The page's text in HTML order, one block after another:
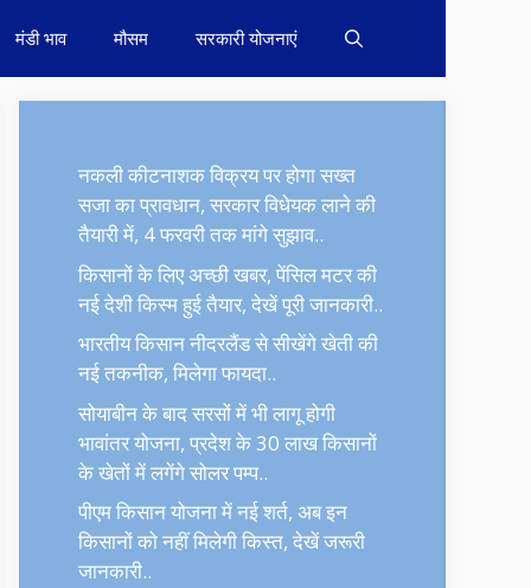
मंडी भाव मौसम सरकारी योजनाएं
नकली कीटनाशक विक्रय पर होगा सख्त
सजा का प्रावधान, सरकार विधेयक लाने की
तैयारी में, 4 फरवरी तक मांगे सुझाव..
किसानों के लिए अच्छी खबर, पेंसिल मटर की
नई देशी किस्म हुई तैयार, देखें पूरी जानकारी..
भारतीय किसान नीदरलैंड से सीखेंगे खेती की
नई तकनीक, मिलेगा फायदा..
सोयाबीन के बाद सरसों में भी लागू होगी
भावांतर योजना, प्रदेश के 30 लाख किसानों
के खेतों में लगेंगे सोलर पम्प..
पीएम किसान योजना में नई शर्त, अब इन
किसानों को नहीं मिलेगी किस्त, देखें जरूरी
जानकारी..